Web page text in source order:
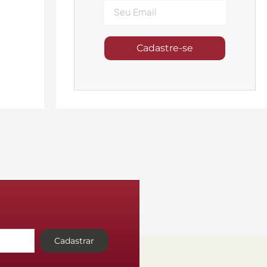
Cadastre-se
Cadastrar